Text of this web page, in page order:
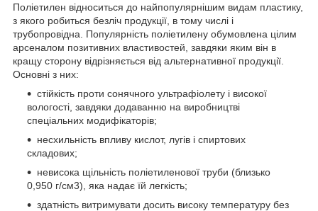
Поліетилен відноситься до найпопулярнішим видам пластику,
з якого робиться безліч продукції, в тому числі і
трубопровідна. Популярність поліетилену обумовлена цілим
арсеналом позитивних властивостей, завдяки яким він в
кращу сторону відрізняється від альтернативної продукції.
Основні з них:
стійкість проти сонячного ультрафіолету і високої
вологості, завдяки додаванню на виробництві
спеціальних модифікаторів;
несхильність впливу кислот, лугів і спиртових
складових;
невисока щільність поліетиленової труби (близько
0,950 г/см3), яка надає їй легкість;
здатність витримувати досить високу температуру без